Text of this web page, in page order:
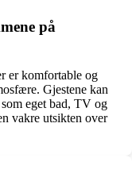
på
er komfortable og
Gjestene kan
eget bad, TV og
vakre utsikten over